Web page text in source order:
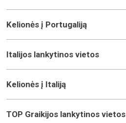
Kelionės į Portugaliją
Italijos lankytinos vietos
Kelionės į Italiją
TOP Graikijos lankytinos vietos